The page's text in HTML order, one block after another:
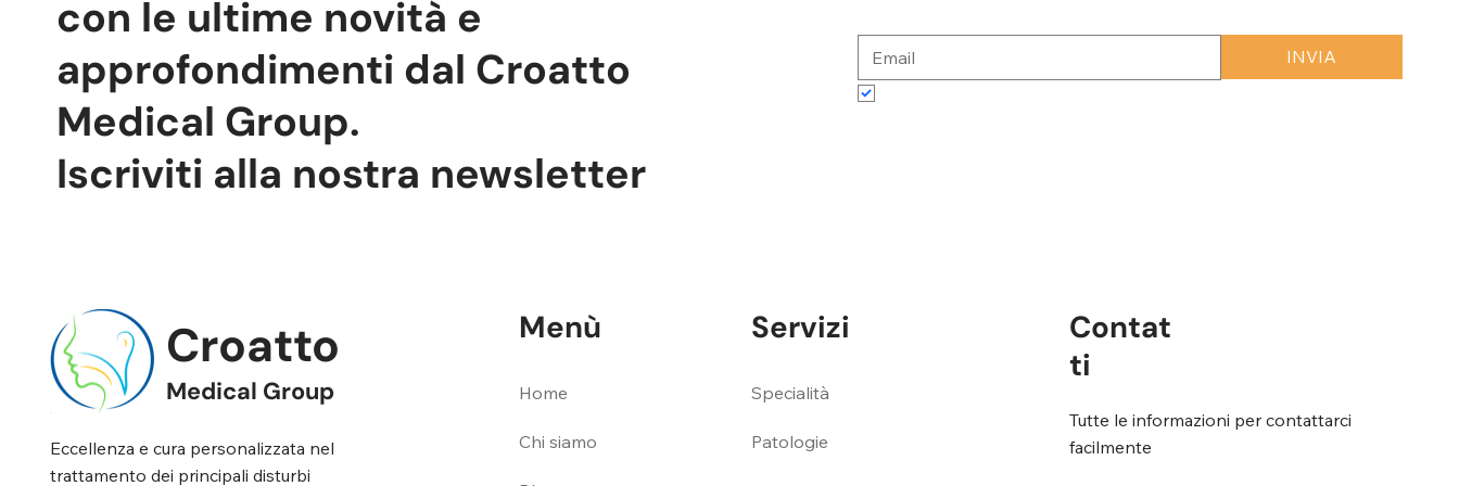
un ostacolo al passaggio dell’aria
nelle vie aeree superiori o di altre
condizioni che richi
con le ultime novità e
approfondimenti dal Croatto
Medical Group.
Iscriviti alla nostra newsletter
INVIA
Croatto
Medical Group
Eccellenza e cura personalizzata nel
trattamento dei principali disturbi
Menù
Home
Chi siamo
Servizi
Specialità
Patologie
Contat
ti
Tutte le informazioni per contattarci
facilmente